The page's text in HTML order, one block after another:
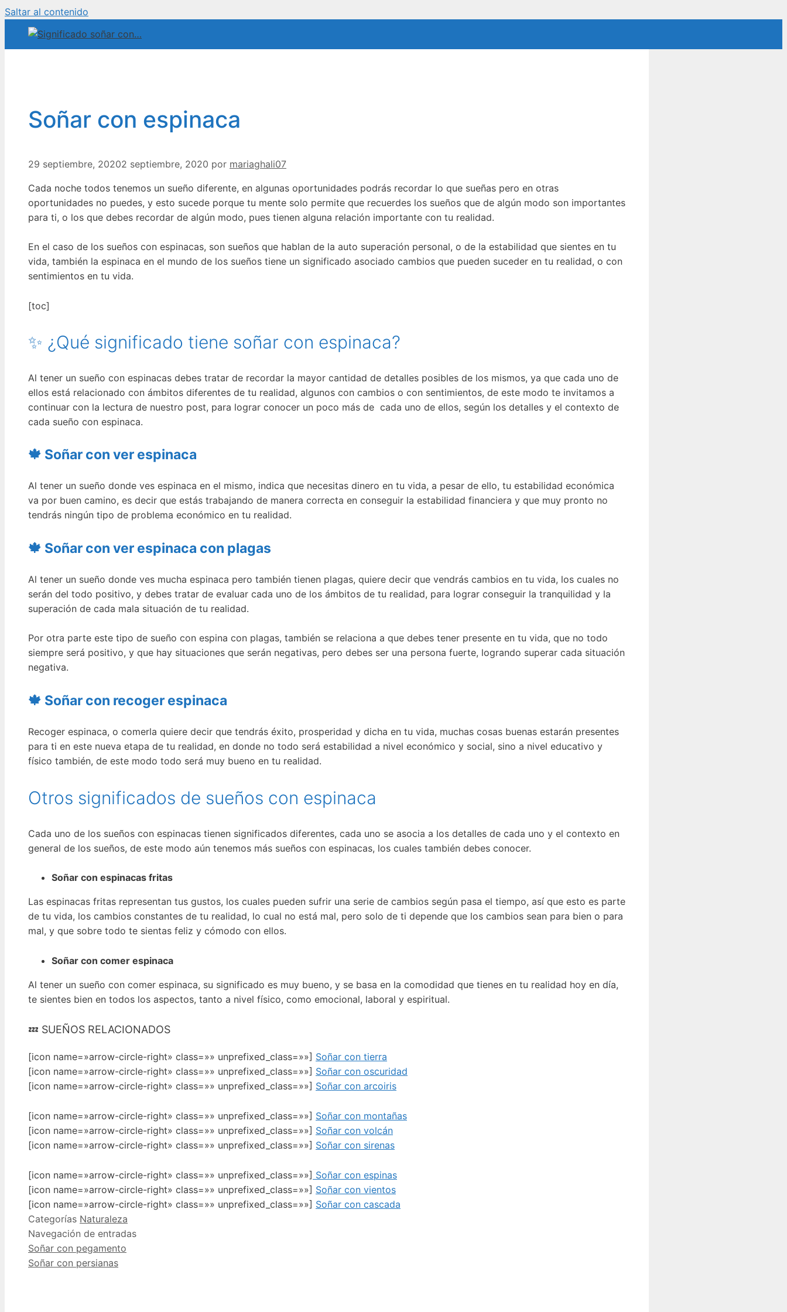
Saltar al contenido
Soñar con espinaca
29 septiembre, 20202 septiembre, 2020 por mariaghali07
Cada noche todos tenemos un sueño diferente, en algunas oportunidades podrás recordar lo que sueñas pero en otras
oportunidades no puedes, y esto sucede porque tu mente solo permite que recuerdes los sueños que de algún modo son importantes
para ti, o los que debes recordar de algún modo, pues tienen alguna relación importante con tu realidad.
En el caso de los sueños con espinacas, son sueños que hablan de la auto superación personal, o de la estabilidad que sientes en tu
vida, también la espinaca en el mundo de los sueños tiene un significado asociado cambios que pueden suceder en tu realidad, o con
sentimientos en tu vida.
[toc]
✨ ¿Qué significado tiene soñar con espinaca?
Al tener un sueño con espinacas debes tratar de recordar la mayor cantidad de detalles posibles de los mismos, ya que cada uno de
ellos está relacionado con ámbitos diferentes de tu realidad, algunos con cambios o con sentimientos, de este modo te invitamos a
continuar con la lectura de nuestro post, para lograr conocer un poco más de cada uno de ellos, según los detalles y el contexto de
cada sueño con espinaca.
🍁 Soñar con ver espinaca
Al tener un sueño donde ves espinaca en el mismo, indica que necesitas dinero en tu vida, a pesar de ello, tu estabilidad económica
va por buen camino, es decir que estás trabajando de manera correcta en conseguir la estabilidad financiera y que muy pronto no
tendrás ningún tipo de problema económico en tu realidad.
🍁 Soñar con ver espinaca con plagas
Al tener un sueño donde ves mucha espinaca pero también tienen plagas, quiere decir que vendrás cambios en tu vida, los cuales no
serán del todo positivo, y debes tratar de evaluar cada uno de los ámbitos de tu realidad, para lograr conseguir la tranquilidad y la
superación de cada mala situación de tu realidad.
Por otra parte este tipo de sueño con espina con plagas, también se relaciona a que debes tener presente en tu vida, que no todo
siempre será positivo, y que hay situaciones que serán negativas, pero debes ser una persona fuerte, logrando superar cada situación
negativa.
🍁 Soñar con recoger espinaca
Recoger espinaca, o comerla quiere decir que tendrás éxito, prosperidad y dicha en tu vida, muchas cosas buenas estarán presentes
para ti en este nueva etapa de tu realidad, en donde no todo será estabilidad a nivel económico y social, sino a nivel educativo y
físico también, de este modo todo será muy bueno en tu realidad.
Otros significados de sueños con espinaca
Cada uno de los sueños con espinacas tienen significados diferentes, cada uno se asocia a los detalles de cada uno y el contexto en
general de los sueños, de este modo aún tenemos más sueños con espinacas, los cuales también debes conocer.
Soñar con espinacas fritas
Las espinacas fritas representan tus gustos, los cuales pueden sufrir una serie de cambios según pasa el tiempo, así que esto es parte
de tu vida, los cambios constantes de tu realidad, lo cual no está mal, pero solo de ti depende que los cambios sean para bien o para
mal, y que sobre todo te sientas feliz y cómodo con ellos.
Soñar con comer espinaca
Al tener un sueño con comer espinaca, su significado es muy bueno, y se basa en la comodidad que tienes en tu realidad hoy en día,
te sientes bien en todos los aspectos, tanto a nivel físico, como emocional, laboral y espiritual.
💤 SUEÑOS RELACIONADOS
[icon name=»arrow-circle-right» class=»» unprefixed_class=»»] Soñar con tierra
[icon name=»arrow-circle-right» class=»» unprefixed_class=»»] Soñar con oscuridad
[icon name=»arrow-circle-right» class=»» unprefixed_class=»»] Soñar con arcoiris
[icon name=»arrow-circle-right» class=»» unprefixed_class=»»] Soñar con montañas
[icon name=»arrow-circle-right» class=»» unprefixed_class=»»] Soñar con volcán
[icon name=»arrow-circle-right» class=»» unprefixed_class=»»] Soñar con sirenas
[icon name=»arrow-circle-right» class=»» unprefixed_class=»»] Soñar con espinas
[icon name=»arrow-circle-right» class=»» unprefixed_class=»»] Soñar con vientos
[icon name=»arrow-circle-right» class=»» unprefixed_class=»»] Soñar con cascada
Categorías Naturaleza
Navegación de entradas
Soñar con pegamento
Soñar con persianas